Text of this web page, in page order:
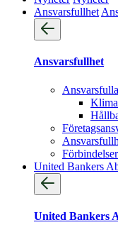
Ansvarsfullhet
Ansvarsfullhet
United Bankers
United Bankers